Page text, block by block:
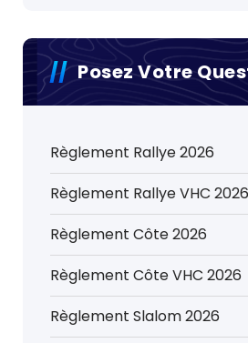
Posez Votre
Règlement Rallye 2026
Règlement Rallye VHC 2026
Règlement Côte 2026
Règlement Côte VHC 2026
Règlement Slalom 2026